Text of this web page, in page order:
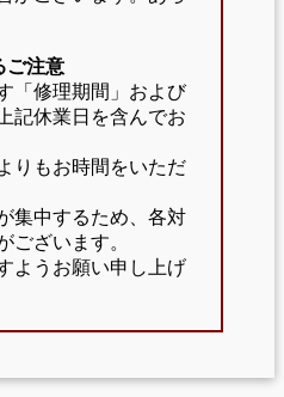
ご注意
「修理期間」および
記休業日を含んでお
りもお時間をいただ
集中するため、各対
ございます。
ようお願い申し上げ